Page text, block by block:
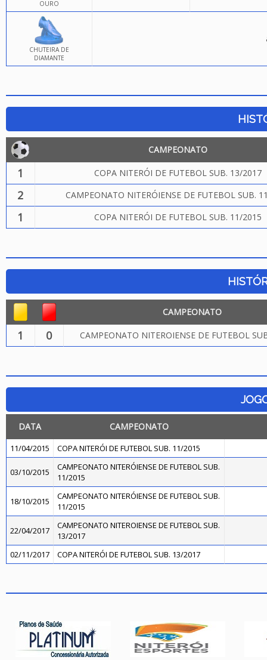
OURO
CHUTEIRA DE
DIAMANTE
CAMPEONATO
1 COPA NITERÓI DE FUTEBOL SUB. 13/2017
2 CAMPEONATO NITERÓIENSE DE FUTEBOL SUB.
1 COPA NITERÓI DE FUTEBOL SUB. 11/2015
CAMPEONATO
1 0 CAMPEONATO NITEROIENSE DE FUTEBOL
DATA CAMPEONATO
11/04/2015 COPA NITERÓI DE FUTEBOL SUB. 11/2015
03/10/2015
CAMPEONATO NITERÓIENSE DE FUTEBOL SUB.
11/2015
18/10/2015
CAMPEONATO NITERÓIENSE DE FUTEBOL SUB.
11/2015
22/04/2017
CAMPEONATO NITEROIENSE DE FUTEBOL SUB.
13/2017
02/11/2017
COPA NITERÓI DE FUTEBOL SUB. 13/2017